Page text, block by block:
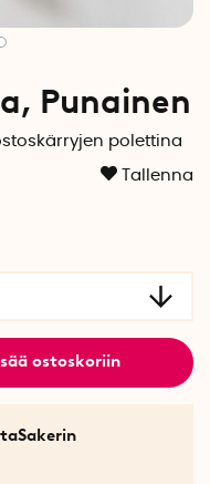
Punainen
polettina
Tallenna
ostoskoriin